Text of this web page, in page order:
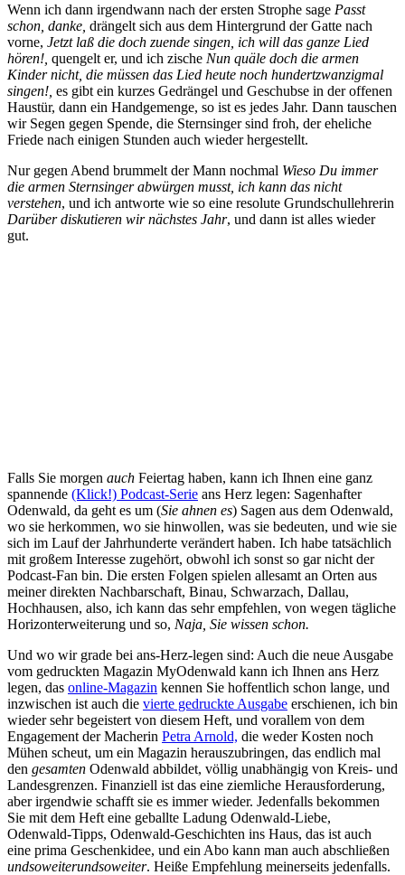
Wenn ich dann irgendwann nach der ersten Strophe sage Passt
schon, danke, drängelt sich aus dem Hintergrund der Gatte nach
vorne, Jetzt laß die doch zuende singen, ich will das ganze Lied
hören!, quengelt er, und ich zische Nun quäle doch die armen
Kinder nicht, die müssen das Lied heute noch hundertzwanzigmal
singen!, es gibt ein kurzes Gedrängel und Geschubse in der offenen
Haustür, dann ein Handgemenge, so ist es jedes Jahr. Dann tauschen
wir Segen gegen Spende, die Sternsinger sind froh, der eheliche
Friede nach einigen Stunden auch wieder hergestellt.
Nur gegen Abend brummelt der Mann nochmal Wieso Du immer
die armen Sternsinger abwürgen musst, ich kann das nicht
verstehen, und ich antworte wie so eine resolute Grundschullehrerin
Darüber diskutieren wir nächstes Jahr, und dann ist alles wieder
gut.
Falls Sie morgen auch Feiertag haben, kann ich Ihnen eine ganz
spannende (Klick!) Podcast-Serie ans Herz legen: Sagenhafter
Odenwald, da geht es um (Sie ahnen es) Sagen aus dem Odenwald,
wo sie herkommen, wo sie hinwollen, was sie bedeuten, und wie sie
sich im Lauf der Jahrhunderte verändert haben. Ich habe tatsächlich
mit großem Interesse zugehört, obwohl ich sonst so gar nicht der
Podcast-Fan bin. Die ersten Folgen spielen allesamt an Orten aus
meiner direkten Nachbarschaft, Binau, Schwarzach, Dallau,
Hochhausen, also, ich kann das sehr empfehlen, von wegen tägliche
Horizonterweiterung und so, Naja, Sie wissen schon.
Und wo wir grade bei ans-Herz-legen sind: Auch die neue Ausgabe
vom gedruckten Magazin MyOdenwald kann ich Ihnen ans Herz
legen, das online-Magazin kennen Sie hoffentlich schon lange, und
inzwischen ist auch die vierte gedruckte Ausgabe erschienen, ich bin
wieder sehr begeistert von diesem Heft, und vorallem von dem
Engagement der Macherin Petra Arnold, die weder Kosten noch
Mühen scheut, um ein Magazin herauszubringen, das endlich mal
den gesamten Odenwald abbildet, völlig unabhängig von Kreis- und
Landesgrenzen. Finanziell ist das eine ziemliche Herausforderung,
aber irgendwie schafft sie es immer wieder. Jedenfalls bekommen
Sie mit dem Heft eine geballte Ladung Odenwald-Liebe,
Odenwald-Tipps, Odenwald-Geschichten ins Haus, das ist auch
eine prima Geschenkidee, und ein Abo kann man auch abschließen
undsoweiterundsoweiter. Heiße Empfehlung meinerseits jedenfalls.